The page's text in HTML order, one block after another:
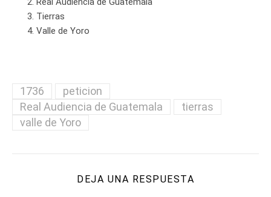
Tierras
Valle de Yoro
1736
peticion
Real Audiencia de Guatemala
tierras
valle de Yoro
DEJA UNA RESPUESTA